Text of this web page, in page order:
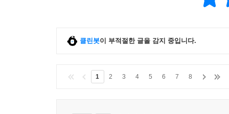
클린봇이 부적절한 글을 감지 중입니다.
1 2 3 4 5 6 7 8